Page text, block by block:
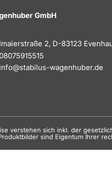
GmbH
2, D-83123
08075915515
info@stabilus-wagenhuber.de
verstehen sich inkl. der
sind Eigentum Ihrer